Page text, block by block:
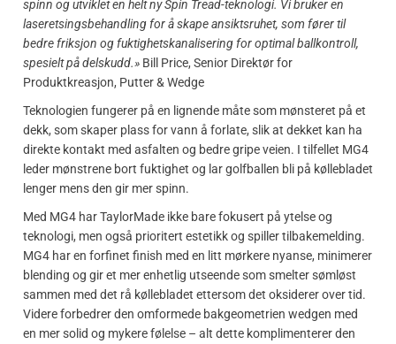
spinn og utviklet en helt ny Spin Tread-teknologi. Vi bruker en
laseretsingsbehandling for å skape ansiktsruhet, som fører til
bedre friksjon og fuktighetskanalisering for optimal ballkontroll,
spesielt på delskudd.» Bill Price, Senior Direktør for
Produktkreasjon, Putter & Wedge
Teknologien fungerer på en lignende måte som mønsteret på et
dekk, som skaper plass for vann å forlate, slik at dekket kan ha
direkte kontakt med asfalten og bedre gripe veien. I tilfellet MG4
leder mønstrene bort fuktighet og lar golfballen bli på køllebladet
lenger mens den gir mer spinn.
Med MG4 har TaylorMade ikke bare fokusert på ytelse og
teknologi, men også prioritert estetikk og spiller tilbakemelding.
MG4 har en forfinet finish med en litt mørkere nyanse, minimerer
blending og gir et mer enhetlig utseende som smelter sømløst
sammen med det rå køllebladet ettersom det oksiderer over tid.
Videre forbedrer den omformede bakgeometrien wedgen med
en mer solid og mykere følelse – alt dette komplimenterer den